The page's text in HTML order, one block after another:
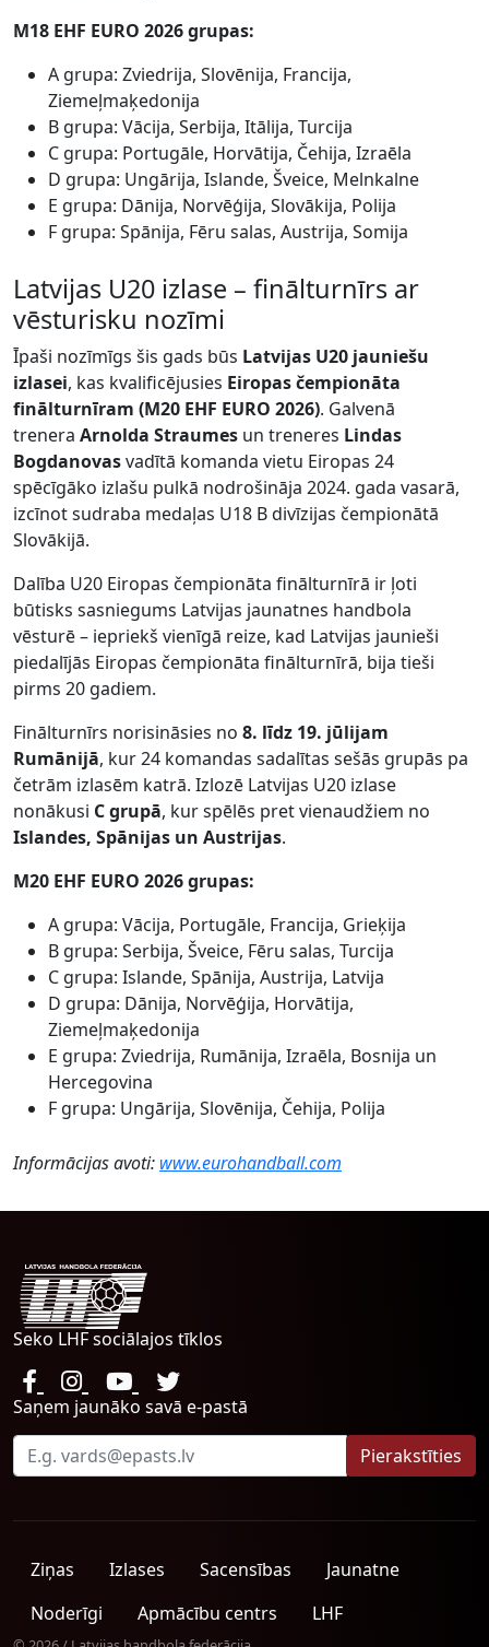
M18 EHF EURO 2026 grupas:
A grupa: Zviedrija, Slovēnija, Francija,
Ziemeļmaķedonija
B grupa: Vācija, Serbija, Itālija, Turcija
C grupa: Portugāle, Horvātija, Čehija, Izraēla
D grupa: Ungārija, Islande, Šveice, Melnkalne
E grupa: Dānija, Norvēģija, Slovākija, Polija
F grupa: Spānija, Fēru salas, Austrija, Somija
Latvijas U20 izlase – finālturnīrs ar
vēsturisku nozīmi
Īpaši nozīmīgs šis gads būs Latvijas U20 jauniešu
izlasei, kas kvalificējusies Eiropas čempionāta
finālturnīram (M20 EHF EURO 2026). Galvenā
trenera Arnolda Straumes un treneres Lindas
Bogdanovasvadītā komanda vietu Eiropas 24
spēcīgāko izlašu pulkā nodrošināja 2024. gada vasarā,
izcīnot sudraba medaļas U18 B divīzijas čempionātā
Slovākijā.
Dalība U20 Eiropas čempionāta finālturnīrā ir ļoti
būtisks sasniegums Latvijas jaunatnes handbola
vēsturē – iepriekš vienīgā reize, kad Latvijas jaunieši
piedalījās Eiropas čempionāta finālturnīrā, bija tieši
pirms 20 gadiem.
Finālturnīrs norisināsies no 8. līdz 19. jūlijam
Rumānijā, kur 24 komandas sadalītas sešās grupās pa
četrām izlasēm katrā. Izlozē Latvijas U20 izlase
nonākusi C grupā, kur spēlēs pret vienaudžiem no
Islandes, Spānijas un Austrijas.
M20 EHF EURO 2026 grupas:
A grupa: Vācija, Portugāle, Francija, Grieķija
B grupa: Serbija, Šveice, Fēru salas, Turcija
C grupa: Islande, Spānija, Austrija, Latvija
D grupa: Dānija, Norvēģija, Horvātija,
Ziemeļmaķedonija
E grupa: Zviedrija, Rumānija, Izraēla, Bosnija un
Hercegovina
F grupa: Ungārija, Slovēnija, Čehija, Polija
Informācijas avoti: www.eurohandball.com
Seko LHF sociālajos tīklos
Saņem jaunāko savā e-pastā
Ziņas Izlases Sacensības
Jaunatne
Noderīgi
Apmācību centrs LHF